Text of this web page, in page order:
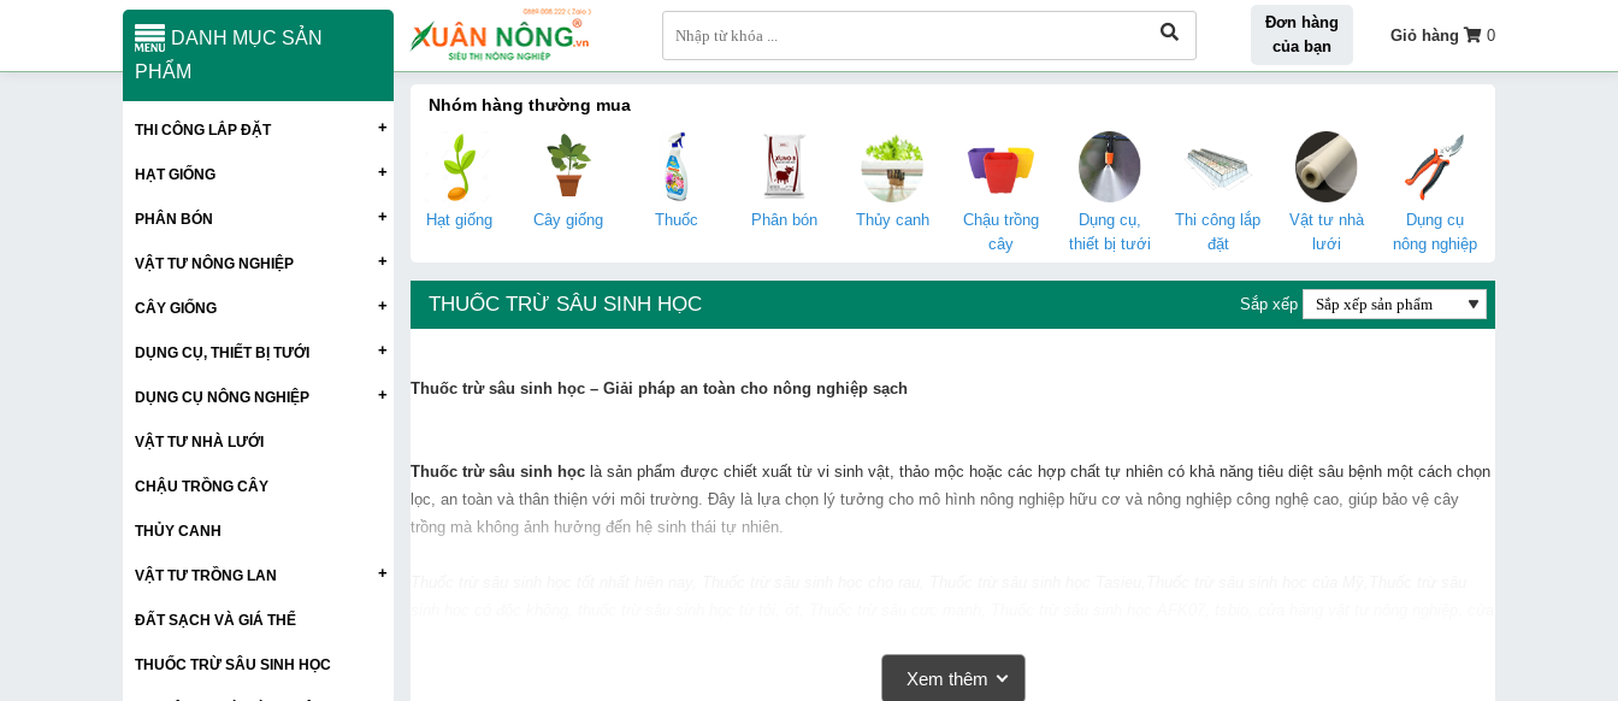
Đơn hàng
của bạn
Giỏ hàng 0
Nhóm hàng thường mua
Hạt giống Cây giống Thuốc Phân bón Thủy canh
Chậu trồng
cây
Dụng cụ,
thiết bị tưới
Thi công lắp
đặt
Vật tư nhà
lưới
Dụng cụ
nông nghiệp
THUỐC TRỪ SÂU SINH HỌC
Thuốc trừ sâu sinh học – Giải pháp an toàn cho nông nghiệp sạch
Thuốc trừ sâu sinh học là sản phẩm được chiết xuất từ vi sinh vật, thảo mộc hoặc các hợp chất tự nhiên có khả năng tiêu diệt sâu bệnh một cách chọn
lọc, an toàn và thân thiện với môi trường. Đây là lựa chọn lý tưởng cho mô hình nông nghiệp hữu cơ và nông nghiệp công nghệ cao, giúp bảo vệ cây
trồng mà không ảnh hưởng đến hệ sinh thái tự nhiên.
Xem thêm
Sắp xếp
DANH MỤC SẢN
PHẨM
THI CÔNG LẮP ĐẶT +
HẠT GIỐNG +
PHÂN BÓN +
VẬT TƯ NÔNG NGHIỆP +
CÂY GIỐNG +
DỤNG CỤ, THIẾT BỊ TƯỚI +
DỤNG CỤ NÔNG NGHIỆP +
VẬT TƯ NHÀ LƯỚI
CHẬU TRỒNG CÂY
THỦY CANH
VẬT TƯ TRỒNG LAN +
ĐẤT SẠCH VÀ GIÁ THỂ
THUỐC TRỪ SÂU SINH HỌC